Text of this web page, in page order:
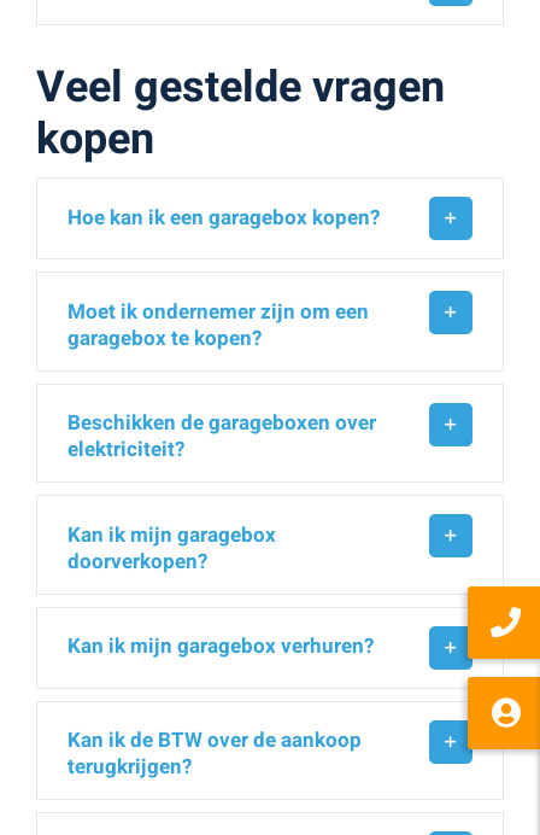
Veel gestelde vragen
kopen
Hoe kan ik een garagebox kopen?
Moet ik ondernemer zijn om een
garagebox te kopen?
Beschikken de garageboxen over
elektriciteit?
Kan ik mijn garagebox
doorverkopen?
Kan ik mijn garagebox verhuren?
Kan ik de BTW over de aankoop
terugkrijgen?